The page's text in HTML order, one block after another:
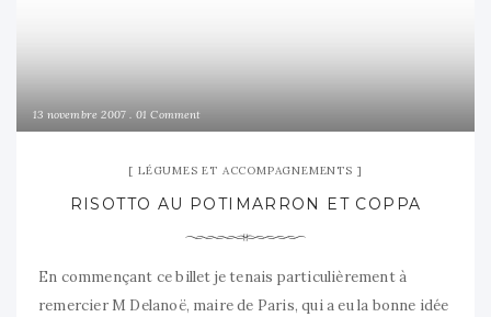
13 novembre 2007 01 Comment
LÉGUMES ET ACCOMPAGNEMENTS
RISOTTO AU POTIMARRON ET COPPA
En commençant ce billet je tenais particulièrement à
remercier M Delanoë, maire de Paris, qui a eu la bonne idée